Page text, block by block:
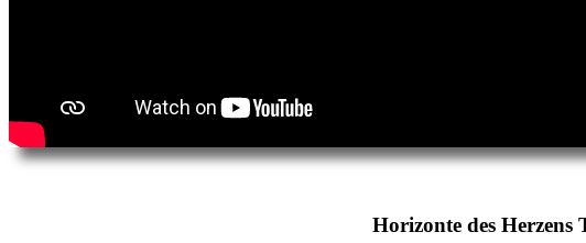
Horizonte des Herzens